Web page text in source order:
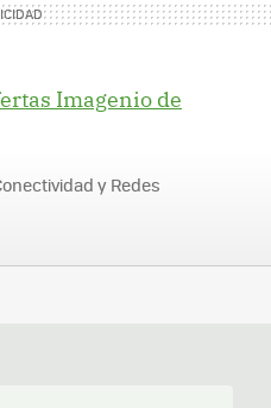
Imagenio de
y Redes